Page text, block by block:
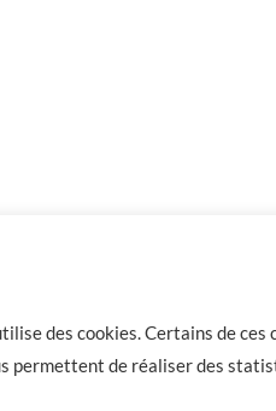
des cookies. Certains de
permettent de réaliser des